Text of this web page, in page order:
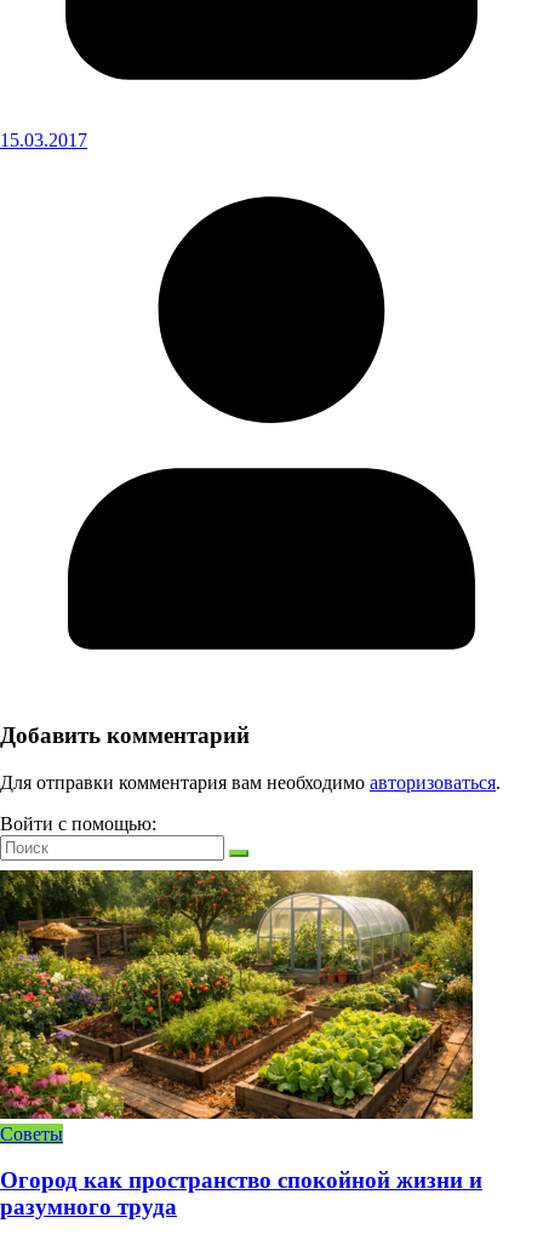
15.03.2017
Добавить комментарий
Для отправки комментария вам необходимо авторизоваться.
Войти с помощью:
Советы
Огород как пространство спокойной жизни и
разумного труда